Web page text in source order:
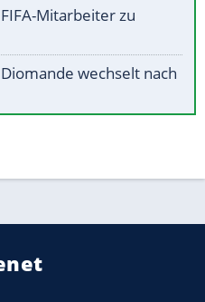
Mitarbeiter zu
wechselt nach